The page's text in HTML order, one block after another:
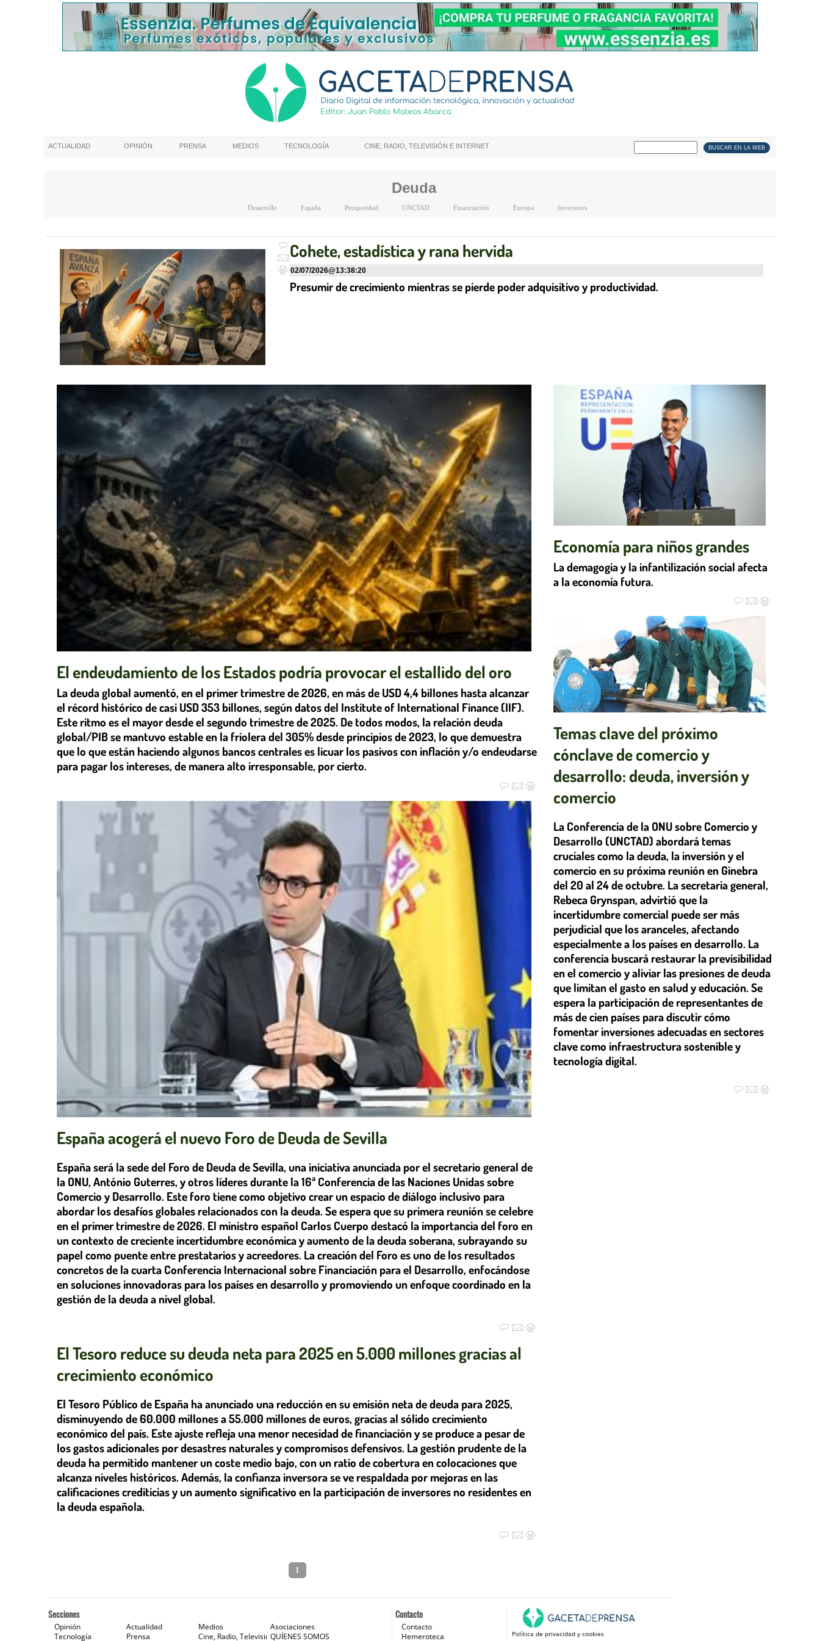
ACTUALIDAD OPINIÓN PRENSA MEDIOS TECNOLOGÍA CINE, RADIO, TELEVISIÓN E INTERNET
Deuda
Desarrollo España Prosperidad UNCTAD Financiación Europa Inversores
Cohete, estadística y rana hervida
02/07/2026@13:38:20
Presumir de crecimiento mientras se pierde poder adquisitivo y productividad.
El endeudamiento de los Estados podría provocar el estallido del oro
La deuda global aumentó, en el primer trimestre de 2026, en más de USD 4,4 billones hasta alcanzar
el récord histórico de casi USD 353 billones, según datos del Institute of International Finance (IIF).
Este ritmo es el mayor desde el segundo trimestre de 2025. De todos modos, la relación deuda
global/PIB se mantuvo estable en la friolera del 305% desde principios de 2023, lo que demuestra
que lo que están haciendo algunos bancos centrales es licuar los pasivos con inflación y/o endeudarse
para pagar los intereses, de manera alto irresponsable, por cierto.
España acogerá el nuevo Foro de Deuda de Sevilla
España será la sede del Foro de Deuda de Sevilla, una iniciativa anunciada por el secretario general de
la ONU, António Guterres, y otros líderes durante la 16ª Conferencia de las Naciones Unidas sobre
Comercio y Desarrollo. Este foro tiene como objetivo crear un espacio de diálogo inclusivo para
abordar los desafíos globales relacionados con la deuda. Se espera que su primera reunión se celebre
en el primer trimestre de 2026. El ministro español Carlos Cuerpo destacó la importancia del foro en
un contexto de creciente incertidumbre económica y aumento de la deuda soberana, subrayando su
papel como puente entre prestatarios y acreedores. La creación del Foro es uno de los resultados
concretos de la cuarta Conferencia Internacional sobre Financiación para el Desarrollo, enfocándose
en soluciones innovadoras para los países en desarrollo y promoviendo un enfoque coordinado en la
gestión de la deuda a nivel global.
El Tesoro reduce su deuda neta para 2025 en 5.000 millones gracias al
crecimiento económico
El Tesoro Público de España ha anunciado una reducción en su emisión neta de deuda para 2025,
disminuyendo de 60.000 millones a 55.000 millones de euros, gracias al sólido crecimiento
económico del país. Este ajuste refleja una menor necesidad de financiación y se produce a pesar de
los gastos adicionales por desastres naturales y compromisos defensivos. La gestión prudente de la
deuda ha permitido mantener un coste medio bajo, con un ratio de cobertura en colocaciones que
alcanza niveles históricos. Además, la confianza inversora se ve respaldada por mejoras en las
calificaciones crediticias y un aumento significativo en la participación de inversores no residentes en
la deuda española.
1
Economía para niños grandes
La demagogia y la infantilización social afecta
a la economía futura.
Temas clave del próximo
cónclave de comercio y
desarrollo: deuda, inversión y
comercio
La Conferencia de la ONU sobre Comercio y
Desarrollo (UNCTAD) abordará temas
cruciales como la deuda, la inversión y el
comercio en su próxima reunión en Ginebra
del 20 al 24 de octubre. La secretaria general,
Rebeca Grynspan, advirtió que la
incertidumbre comercial puede ser más
perjudicial que los aranceles, afectando
especialmente a los países en desarrollo. La
conferencia buscará restaurar la previsibilidad
en el comercio y aliviar las presiones de deuda
que limitan el gasto en salud y educación. Se
espera la participación de representantes de
más de cien países para discutir cómo
fomentar inversiones adecuadas en sectores
clave como infraestructura sostenible y
tecnología digital.
Contacto
Contacto
Hemeroteca
Política de privacidad y cookies
Secciones
Opinión Actualidad Medios
Asociaciones
Tecnología
Prensa Cine, Radio, Televisión e Internet
QUÍENES SOMOS